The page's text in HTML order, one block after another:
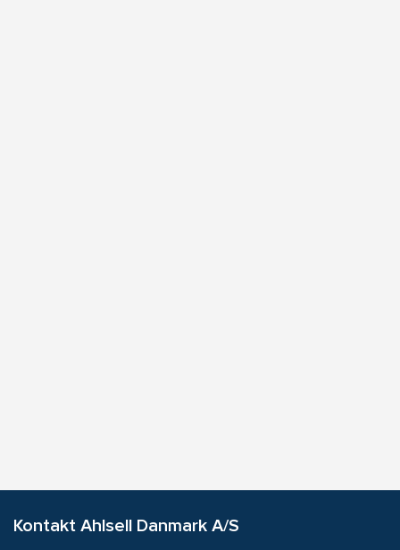
Kontakt Ahlsell Danmark A/S